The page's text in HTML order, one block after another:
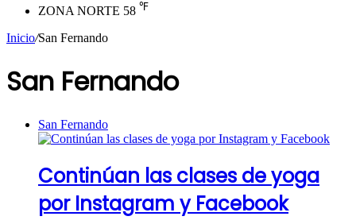
ZONA NORTE 58 ℉
Inicio/San Fernando
San Fernando
San Fernando
Continúan las clases de yoga
por Instagram y Facebook